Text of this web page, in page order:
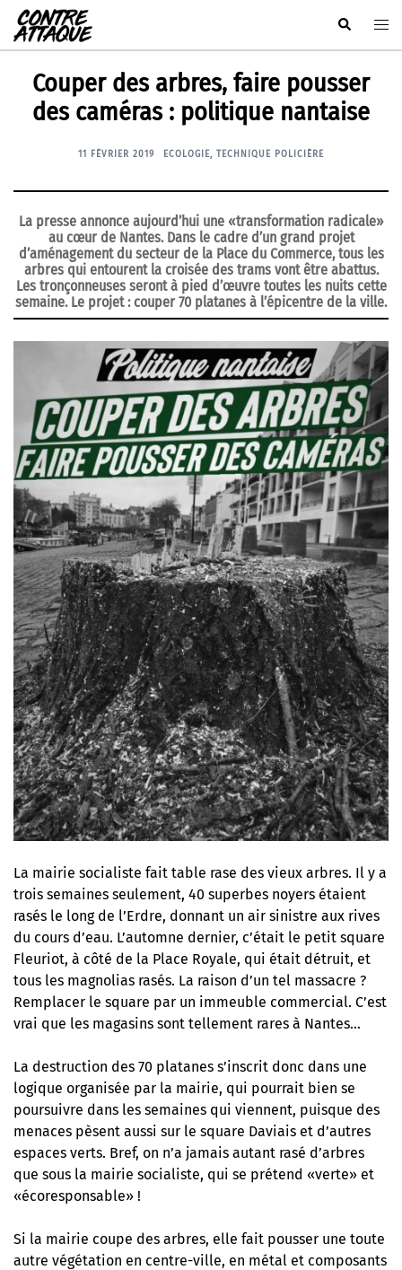
Aller
au
contenu
Rechercher
Couper des arbres, faire pousser
des caméras : politique nantaise
11 FÉVRIER 2019 ECOLOGIE, TECHNIQUE POLICIÈRE
La presse annonce aujourd’hui une «transformation radicale»
au cœur de Nantes. Dans le cadre d’un grand projet
d’aménagement du secteur de la Place du Commerce, tous les
arbres qui entourent la croisée des trams vont être abattus.
Les tronçonneuses seront à pied d’œuvre toutes les nuits cette
semaine. Le projet : couper 70 platanes à l’épicentre de la ville.
La mairie socialiste fait table rase des vieux arbres. Il y a
trois semaines seulement, 40 superbes noyers étaient
rasés le long de l’Erdre, donnant un air sinistre aux rives
du cours d’eau. L’automne dernier, c’était le petit square
Fleuriot, à côté de la Place Royale, qui était détruit, et
tous les magnolias rasés. La raison d’un tel massacre ?
Remplacer le square par un immeuble commercial. C’est
vrai que les magasins sont tellement rares à Nantes…
La destruction des 70 platanes s’inscrit donc dans une
logique organisée par la mairie, qui pourrait bien se
poursuivre dans les semaines qui viennent, puisque des
menaces pèsent aussi sur le square Daviais et d’autres
espaces verts. Bref, on n’a jamais autant rasé d’arbres
que sous la mairie socialiste, qui se prétend «verte» et
«écoresponsable» !
Si la mairie coupe des arbres, elle fait pousser une toute
autre végétation en centre-ville, en métal et composants